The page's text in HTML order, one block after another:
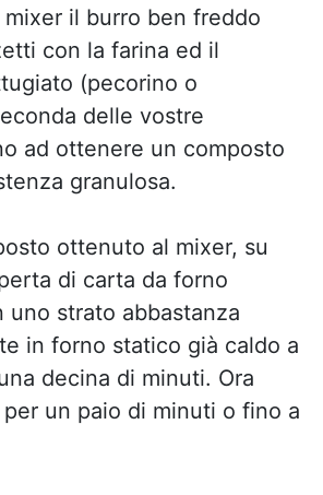
il burro ben freddo
con la farina ed il
(pecorino o
delle vostre
ad ottenere un composto
granulosa.
ottenuto al mixer, su
di carta da forno
uno strato abbastanza
in forno statico già caldo a
decina di minuti. Ora
un paio di minuti o fino a